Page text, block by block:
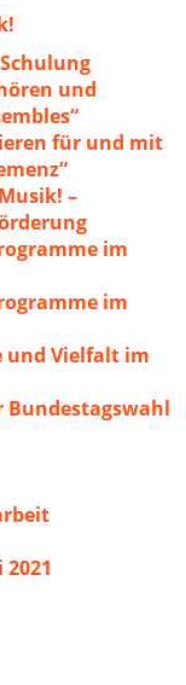
und
für und mit
–
im
im
und Vielfalt im
Bundestagswahl